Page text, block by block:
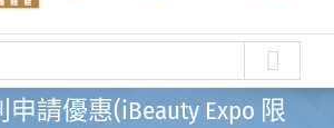
請優惠(iBeauty Expo 限